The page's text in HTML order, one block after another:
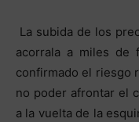
La subida de los
acorrala a miles de
confirmado el riesgo
no poder afrontar el
a la vuelta de la